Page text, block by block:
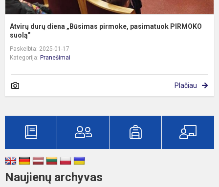
Atvirų durų diena „Būsimas pirmoke, pasimatuok PIRMOKO
suolą”
Paskelbta: 2025-01-17
Kategorija: Pranešimai
Plačiau
Naujienų archyvas